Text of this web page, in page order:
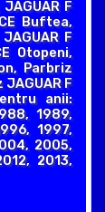
F
Buftea,
F
Otopeni,
Parbriz
JAGUAR F
anii:
1989,
1997,
2005,
2013,